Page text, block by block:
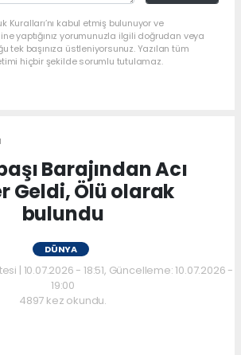
Kuralları’nı kabul etmiş bulunuyor ve
yaptığınız yorumunuzla ilgili doğrudan veya
tek başınıza üstleniyorsunuz. Yazılan tüm
hiçbir şekilde sorumlu tutulamaz.
Barajından Acı
Geldi, Ölü olarak
bulundu
DÜNYA
| 10.07.2026 - 18:51, Güncelleme: 10.07.2026 -
19:00
4897 kez okundu.